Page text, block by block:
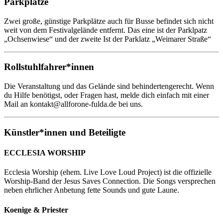
Zwei große, günstige Parkplätze auch für Busse befindet sich nicht
weit von dem Festivalgelände entfernt. Das eine ist der Parklpatz
„Ochsenwiese“ und der zweite Ist der Parklatz „Weimarer Straße“
Rollstuhlfahrer*innen
Die Veranstaltung und das Gelände sind behindertengerecht. Wenn
du Hilfe benötigst, oder Fragen hast, melde dich einfach mit einer
Mail an kontakt@allforone-fulda.de bei uns.
Künstler*innen und Beteiligte
ECCLESIA WORSHIP
Ecclesia Worship (ehem. Live Love Loud Project) ist die offizielle
Worship-Band der Jesus Saves Connection. Die Songs versprechen
neben ehrlicher Anbetung fette Sounds und gute Laune.
Koenige & Priester